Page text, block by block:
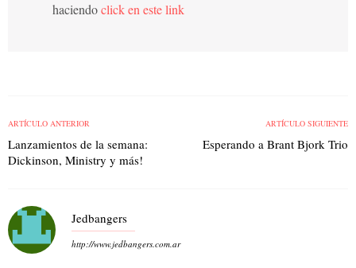
haciendoclick en este link
ARTÍCULO ANTERIOR
Lanzamientos de la semana:
Dickinson, Ministry y más!
ARTÍCULO SIGUIENTE
Esperando a Brant Bjork Trio
Jedbangers
http://www.jedbangers.com.ar